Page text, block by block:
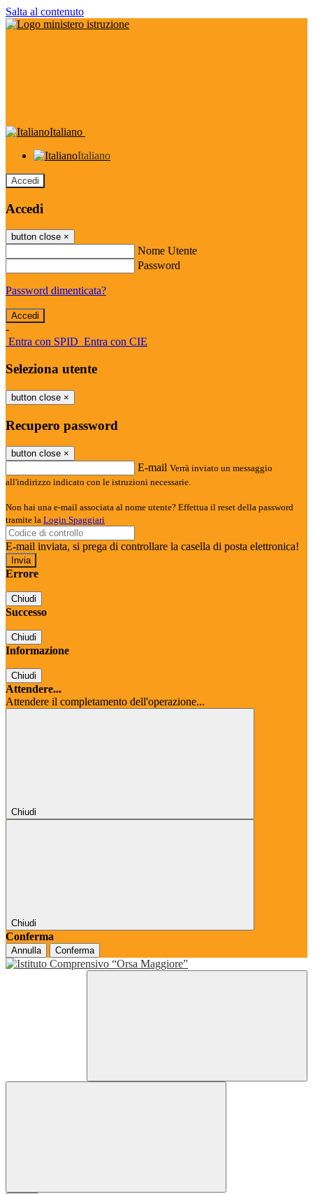
Salta al contenuto
Italiano
Italiano
Accedi
Accedi
button close ×
Nome Utente
Password
Password dimenticata?
-
Entra con SPID Entra con CIE
Seleziona utente
button close ×
Recupero password
button close ×
E-mail Verrà inviato un messaggio
all'indirizzo indicato con le istruzioni necessarie.
Non hai una e-mail associata al nome utente? Effettua il reset della password
tramite la Login Spaggiari
E-mail inviata, si prega di controllare la casella di posta elettronica!
Errore
Chiudi
Successo
Chiudi
Informazione
Chiudi
Attendere...
Attendere il completamento dell'operazione...
Chiudi
Chiudi
Conferma
Annulla Conferma